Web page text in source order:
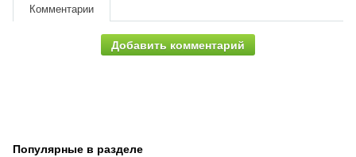
Комментарии
Добавить комментарий
Популярные в разделе